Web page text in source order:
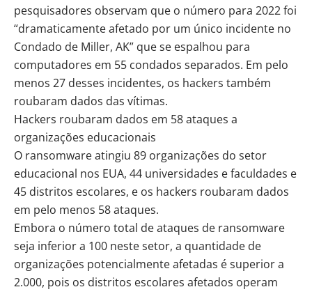
pesquisadores observam que o número para 2022 foi
“dramaticamente afetado por um único incidente no
Condado de Miller, AK” que se espalhou para
computadores em 55 condados separados. Em pelo
menos 27 desses incidentes, os hackers também
roubaram dados das vítimas.
Hackers roubaram dados em 58 ataques a
organizações educacionais
O ransomware atingiu 89 organizações do setor
educacional nos EUA, 44 universidades e faculdades e
45 distritos escolares, e os hackers roubaram dados
em pelo menos 58 ataques.
Embora o número total de ataques de ransomware
seja inferior a 100 neste setor, a quantidade de
organizações potencialmente afetadas é superior a
2.000, pois os distritos escolares afetados operam